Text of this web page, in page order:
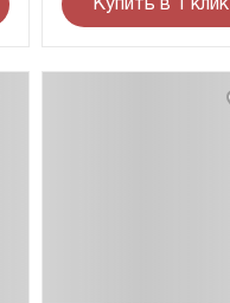
Купить в 1 клик